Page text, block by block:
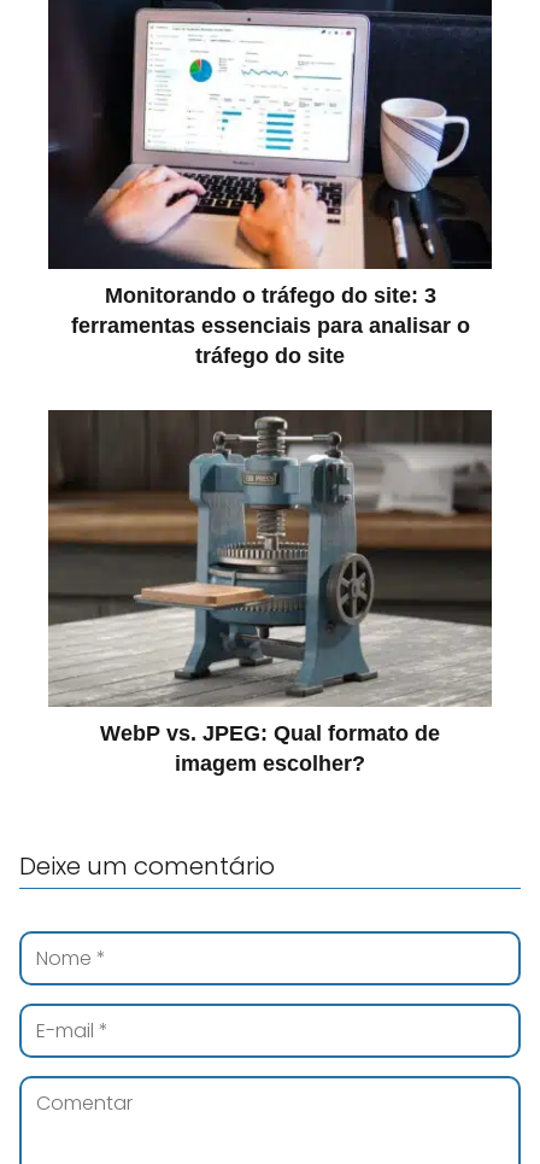
Monitorando o tráfego do site: 3
ferramentas essenciais para analisar o
tráfego do site
WebP vs. JPEG: Qual formato de
imagem escolher?
Deixe um comentário